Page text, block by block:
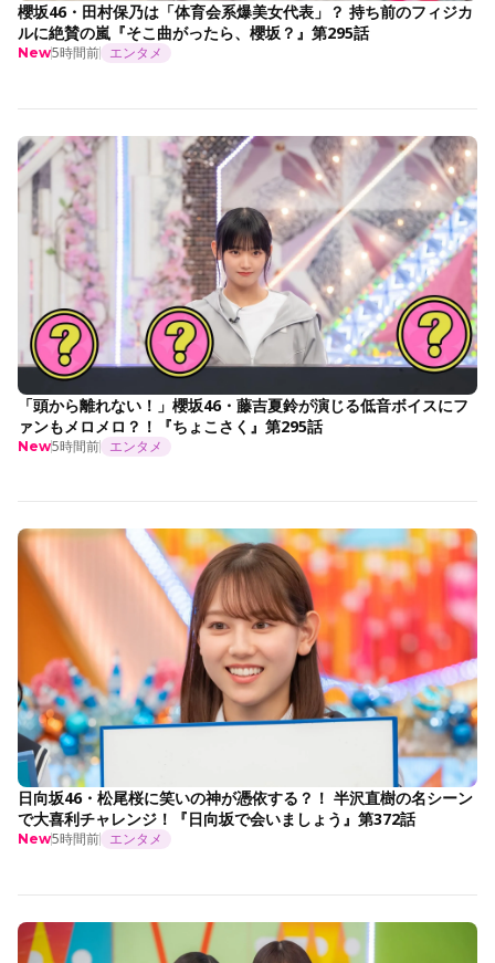
櫻坂46・田村保乃は「体育会系爆美女代表」？ 持ち前のフィジカ
ルに絶賛の嵐『そこ曲がったら、櫻坂？』第295話
New5時間前 エンタメ
「頭から離れない！」櫻坂46・藤吉夏鈴が演じる低音ボイスにフ
ァンもメロメロ？！『ちょこさく』第295話
New5時間前 エンタメ
日向坂46・松尾桜に笑いの神が憑依する？！ 半沢直樹の名シーン
で大喜利チャレンジ！『日向坂で会いましょう』第372話
New5時間前 エンタメ